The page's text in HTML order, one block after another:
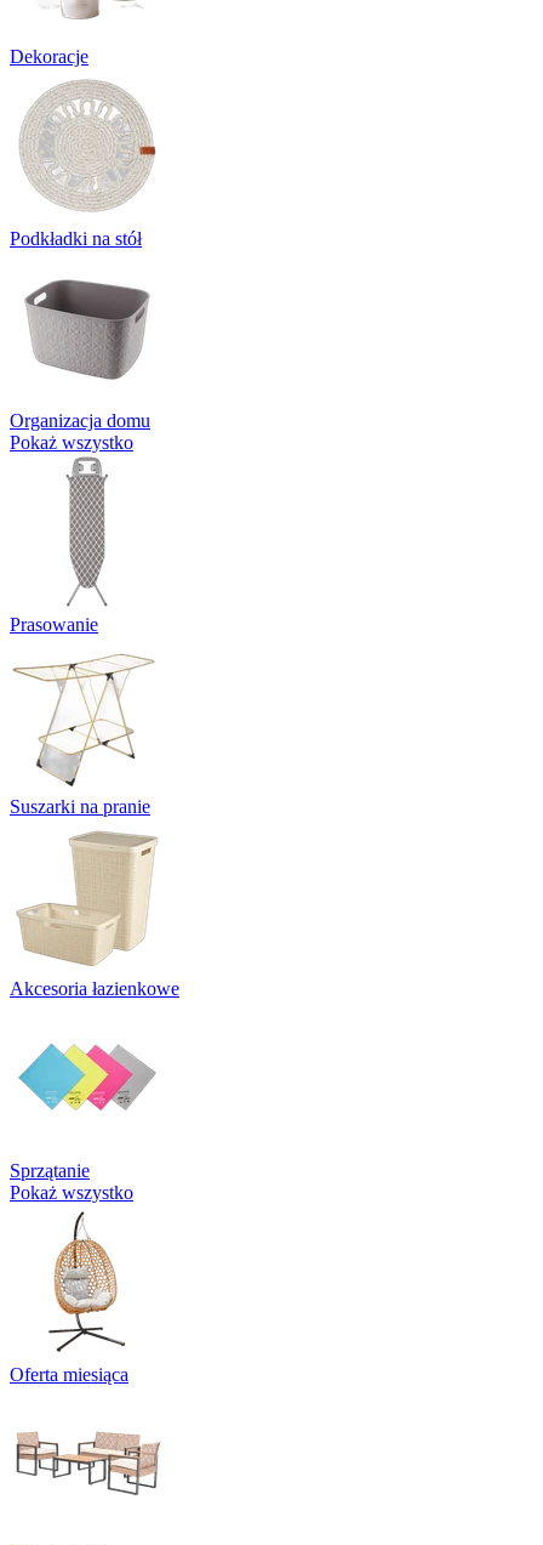
Dekoracje
Podkładki na stół
Organizacja domu
Pokaż wszystko
Prasowanie
Suszarki na pranie
Akcesoria łazienkowe
Sprzątanie
Pokaż wszystko
Oferta miesiąca